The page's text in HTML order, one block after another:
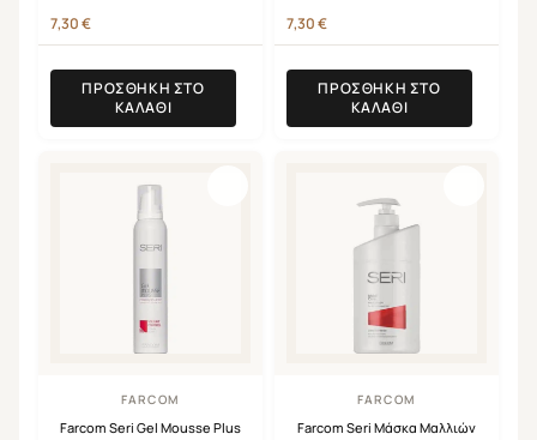
7,30€
ΠΡΟΣΘΉΚΗ ΣΤΟ
ΚΑΛΆΘΙ
7,30€
ΠΡΟΣΘΉΚΗ ΣΤΟ
ΚΑΛΆΘΙ
FARCOM
Farcom Seri Gel Mousse Plus
FARCOM
Farcom Seri Μάσκα Μαλλιών